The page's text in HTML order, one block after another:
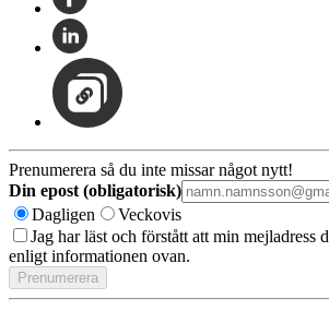
Prenumerera så du inte missar något nytt!
Din epost (obligatorisk)
Dagligen
Veckovis
Jag har läst och förstått att min mejladress
enligt informationen ovan.